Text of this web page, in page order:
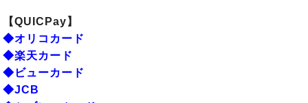
【QUICPay】
◆オリコカード
◆楽天カード
◆ビューカード
◆JCB